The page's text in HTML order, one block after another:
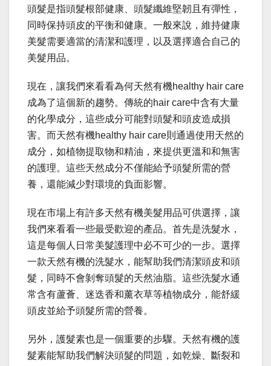
頭髮是指頭髮根部健康、頭髮纖維堅韌且有彈性，
同時保持頭皮的平衡和健康。一般來說，維持健康
美髮需要適當的清潔和護理，以及選擇適合自己的
美髮用品。
現在，讓我們來看看為何天然有機healthy hair care
成為了這個新的趨勢。傳統的hair care中含有大量
的化學成分，這些成分可能對頭髮和頭皮造成損
害。而天然有機healthy hair care則通過使用天然的
成分，如植物提取物和精油，來提供更溫和和無害
的護理。這些天然成分不僅能給予頭髮所需的營
養，還能減少對環境的負面影響。
現在市場上有許多天然有機美髮用品可供選擇，讓
我們來看看一些最受歡迎的產品。首先是洗髮水，
這是每個人日常美髮護理中必不可少的一步。選擇
一款天然有機的洗髮水，能幫助我們清潔頭皮和頭
髮，同時不會剝奪頭髮的天然油脂。這些洗髮水通
常含有蘆薈、迷迭香和薰衣草等植物成分，能舒緩
頭皮並給予頭髮所需的營養。
另外，護髮素也是一個重要的步驟。天然有機的護
髮素能幫助我們解決頭髮的問題，如乾燥、斷裂和